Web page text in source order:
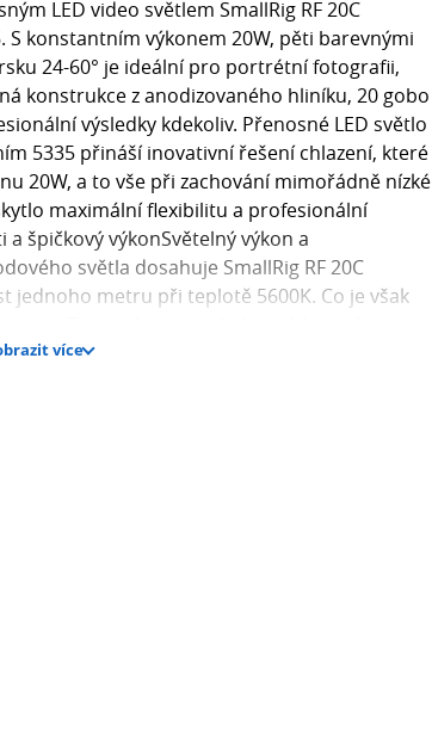
LED video světlem SmallRig RF 20C
S konstantním výkonem 20W, pěti barevnými
24-60° je ideální pro portrétní fotografii,
konstrukce z anodizovaného hliníku, 20 gobo
výsledky kdekoliv. Přenosné LED světlo
5335 přináší inovativní řešení chlazení, které
20W, a to vše při zachování mimořádně nízké
maximální flexibilitu a profesionální
špičkový výkonSvětelný výkon a
světla dosahuje SmallRig RF 20C
jednoho metru při teplotě 5600K. Co je však
zaručuje, že Vaše záběry budou mít přirozené a
pro kreativní osvětlení s vysokou
design a odolnostKonstrukce z
hmotnost pouhých 520 gramů, ale také
pouhých 49 mm (1,9 palce) se toto
brašny, což z něj činí ideálního společníka pro
více